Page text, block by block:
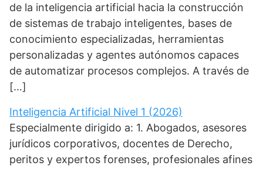
de la inteligencia artificial hacia la construcción
de sistemas de trabajo inteligentes, bases de
conocimiento especializadas, herramientas
personalizadas y agentes autónomos capaces
de automatizar procesos complejos. A través de
[…]
Inteligencia Artificial Nivel 1 (2026)
Especialmente dirigido a: 1. Abogados, asesores
jurídicos corporativos, docentes de Derecho,
peritos y expertos forenses, profesionales afines